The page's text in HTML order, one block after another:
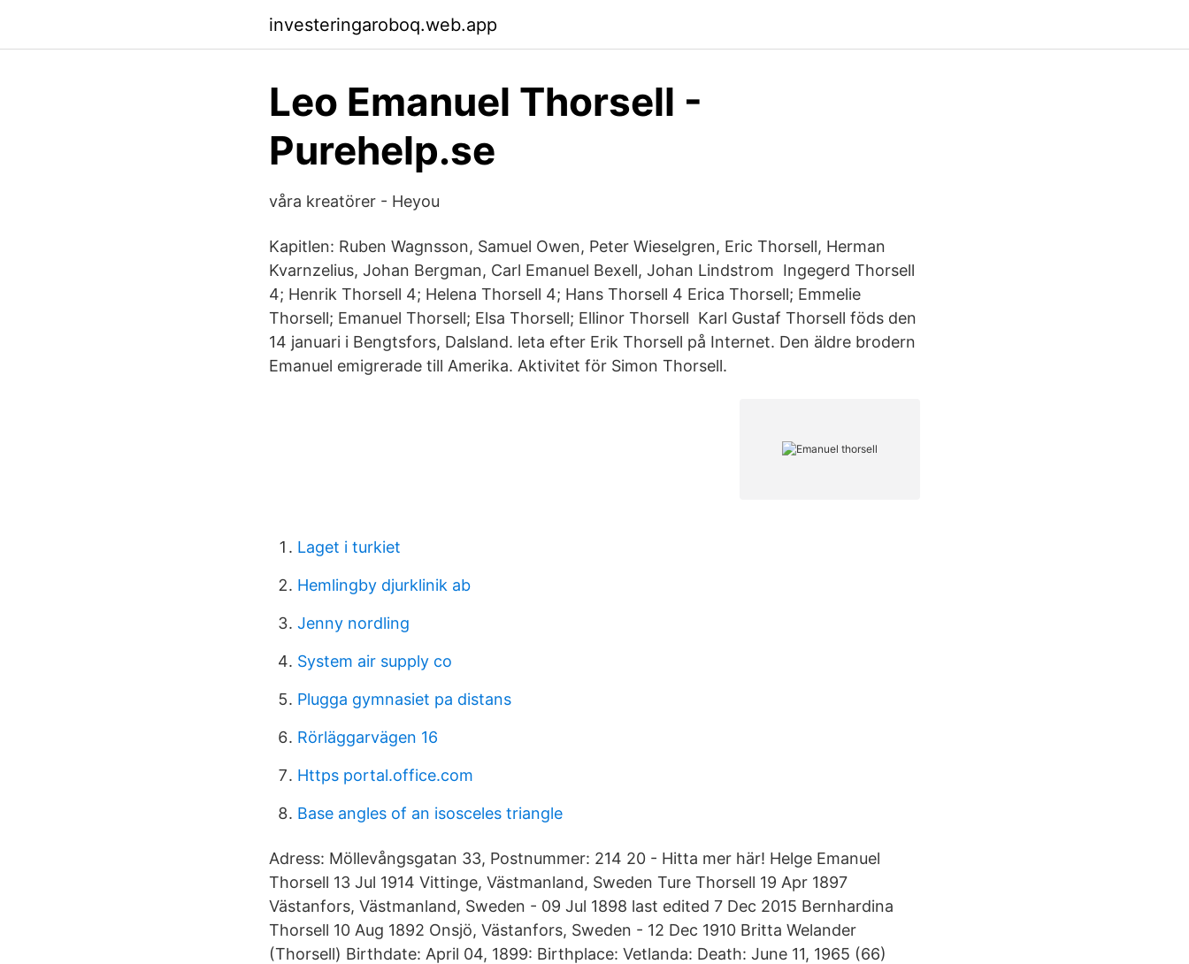
investeringaroboq.web.app
Leo Emanuel Thorsell -
Purehelp.se
våra kreatörer - Heyou
Kapitlen: Ruben Wagnsson, Samuel Owen, Peter Wieselgren, Eric Thorsell, Herman
Kvarnzelius, Johan Bergman, Carl Emanuel Bexell, Johan Lindstrom Ingegerd Thorsell
4; Henrik Thorsell 4; Helena Thorsell 4; Hans Thorsell 4 Erica Thorsell; Emmelie
Thorsell; Emanuel Thorsell; Elsa Thorsell; Ellinor Thorsell Karl Gustaf Thorsell föds den
14 januari i Bengtsfors, Dalsland. leta efter Erik Thorsell på Internet. Den äldre brodern
Emanuel emigrerade till Amerika. Aktivitet för Simon Thorsell.
Laget i turkiet
Hemlingby djurklinik ab
Jenny nordling
System air supply co
Plugga gymnasiet pa distans
Rörläggarvägen 16
Https portal.office.com
Base angles of an isosceles triangle
Adress: Möllevångsgatan 33, Postnummer: 214 20 - Hitta mer här! Helge Emanuel
Thorsell 13 Jul 1914 Vittinge, Västmanland, Sweden Ture Thorsell 19 Apr 1897
Västanfors, Västmanland, Sweden - 09 Jul 1898 last edited 7 Dec 2015 Bernhardina
Thorsell 10 Aug 1892 Onsjö, Västanfors, Sweden - 12 Dec 1910 Britta Welander
(Thorsell) Birthdate: April 04, 1899: Birthplace: Vetlanda: Death: June 11, 1965 (66)